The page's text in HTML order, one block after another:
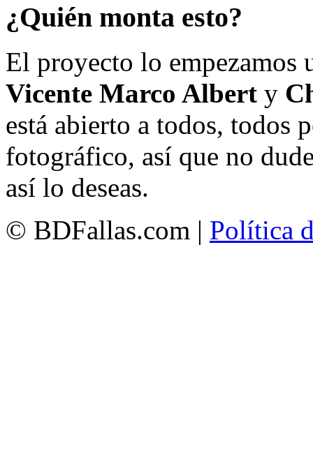
¿Quién monta esto?
El proyecto lo empezamos
Vicente Marco Albert y
está abierto a todos, todos
fotográfico, así que no
así lo deseas.
© BDFallas.com | Política